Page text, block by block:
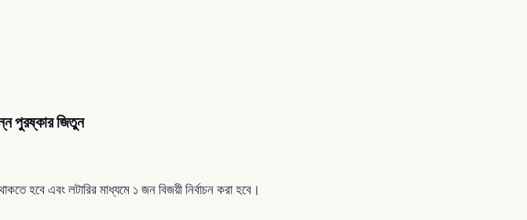
পুরষ্কার জিতুন
হবে এবং লটারির মাধ্যমে ১ জন বিজয়ী নির্বাচন করা হবে।